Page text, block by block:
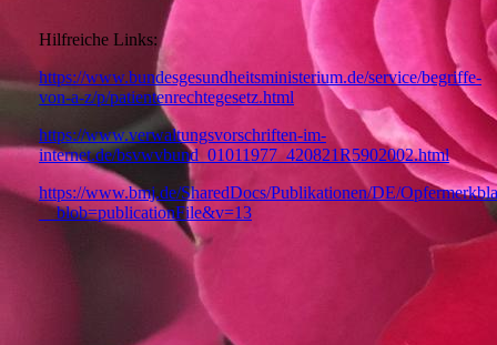
Hilfreiche Links:
https://www.bundesgesundheitsministerium.de/service/begriffe-
von-a-z/p/patientenrechtegesetz.html
https://www.verwaltungsvorschriften-im-
internet.de/bsvwvbund_01011977_420821R5902002.html
https://www.bmj.de/SharedDocs/Publikationen/DE/
__blob=publicationFile&v=13